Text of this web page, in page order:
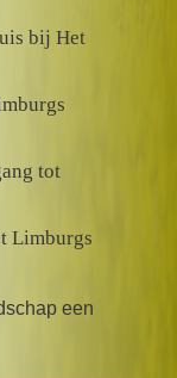
bij Het
tot
Limburgs
een